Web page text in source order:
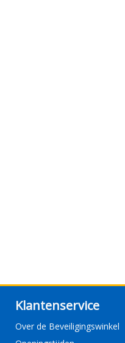
Klantenservice
Over de Beveiligingswinkel